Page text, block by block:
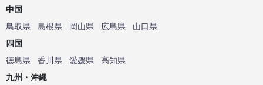
中国
鳥取県
島根県 岡山県 広島県
山口県
四国
徳島県
香川県 愛媛県
高知県
九州・沖縄